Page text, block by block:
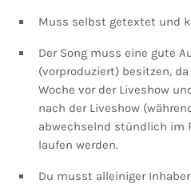
Muss selbst getextet und
Der Song muss eine gute
(vorproduziert) besitzen,
Woche vor der Liveshow
nach der Liveshow
abwechselnd stündlich im
laufen werden.
Du musst alleiniger